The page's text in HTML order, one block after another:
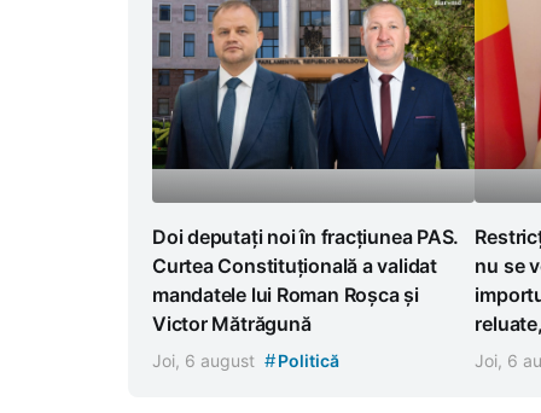
Doi deputați noi în fracțiunea PAS.
Curtea Constituțională a validat
mandatele lui Roman Roșca și
Victor Mătrăgună
Joi, 6 august #Politică
nu se
Joi, 6